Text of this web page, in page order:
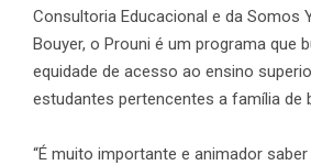
Consultoria Educacional e da Somos
Bouyer, o Prouni é um programa que
equidade de acesso ao ensino
estudantes pertencentes a família de
“É muito importante e animador